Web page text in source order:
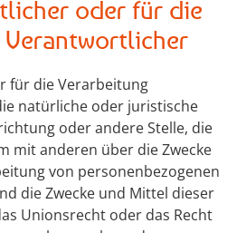
oder für die
für die Verarbeitung
natürliche oder juristische
oder andere Stelle, die
mit anderen über die Zwecke
von personenbezogenen
die Zwecke und Mittel dieser
Unionsrecht oder das Recht